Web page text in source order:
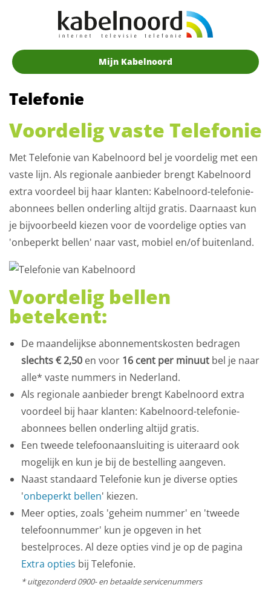
Mijn Kabelnoord
Telefonie
Voordelig vaste Telefonie
Met Telefonie van Kabelnoord bel je voordelig met een
vaste lijn. Als regionale aanbieder brengt Kabelnoord
extra voordeel bij haar klanten: Kabelnoord-telefonie-
abonnees bellen onderling altijd gratis. Daarnaast kun
je bijvoorbeeld kiezen voor de voordelige opties van
'onbeperkt bellen' naar vast, mobiel en/of buitenland.
Voordelig bellen
betekent:
De maandelijkse abonnementskosten bedragen
slechts € 2,50 en voor 16 cent per minuut bel je naar
alle* vaste nummers in Nederland.
Als regionale aanbieder brengt Kabelnoord extra
voordeel bij haar klanten: Kabelnoord-telefonie-
abonnees bellen onderling altijd gratis.
Een tweede telefoonaansluiting is uiteraard ook
mogelijk en kun je bij de bestelling aangeven.
Naast standaard Telefonie kun je diverse opties
'onbeperkt bellen' kiezen.
Meer opties, zoals 'geheim nummer' en 'tweede
telefoonnummer' kun je opgeven in het
bestelproces. Al deze opties vind je op de pagina
Extra opties bij Telefonie.
* uitgezonderd 0900- en betaalde servicenummers